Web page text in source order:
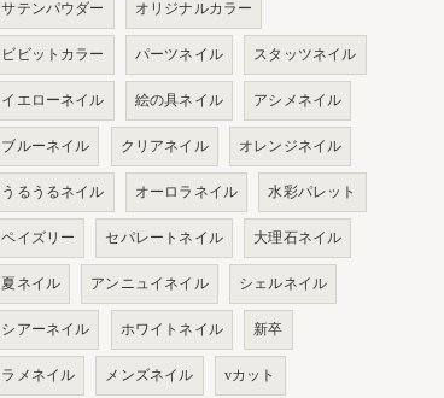
サテンパウダー オリジナルカラー
ビビットカラー パーツネイル スタッツネイル
イエローネイル 絵の具ネイル アシメネイル
ブルーネイル クリアネイル オレンジネイル
うるうるネイル オーロラネイル 水彩パレット
ペイズリー セパレートネイル 大理石ネイル
夏ネイル アンニュイネイル シェルネイル
シアーネイル ホワイトネイル 新卒
ラメネイル メンズネイル vカット